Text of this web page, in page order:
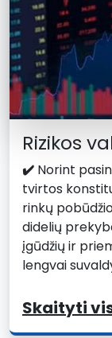
Rizikos
✔️ Norint
tvirtos
rinkų
didelių
įgūdžių ir
lengvai
Skaityti